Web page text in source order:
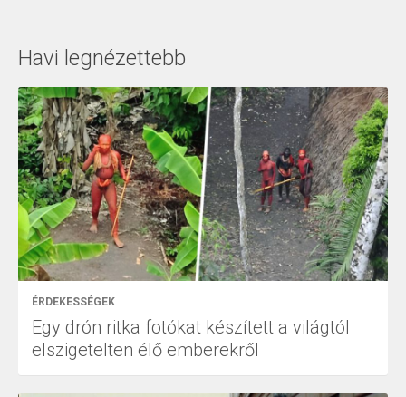
Havi legnézettebb
ÉRDEKESSÉGEK
Egy drón ritka fotókat készített a világtól
elszigetelten élő emberekről